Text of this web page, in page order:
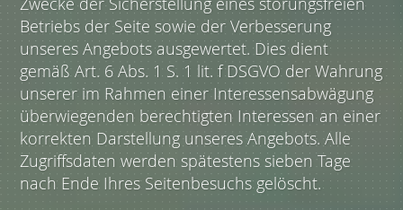
Betriebs der Seite sowie der Verbesserung
unseres Angebots ausgewertet. Dies dient
gemäß Art. 6 Abs. 1 S. 1 lit. f DSGVO der Wahrung
unserer im Rahmen einer Interessensabwägung
überwiegenden berechtigten Interessen an einer
korrekten Darstellung unseres Angebots. Alle
Zugriffsdaten werden spätestens sieben Tage
nach Ende Ihres Seitenbesuchs gelöscht.